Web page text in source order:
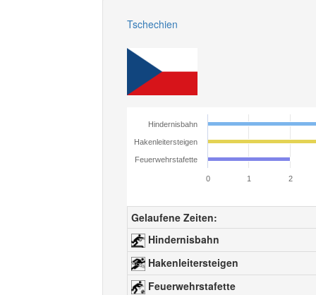
Tschechien
Hindernisbahn
Hakenleitersteigen
Feuerwehrstafette
0 1 2
Gelaufene Zeiten:
Hindernisbahn
Hakenleitersteigen
Feuerwehrstafette